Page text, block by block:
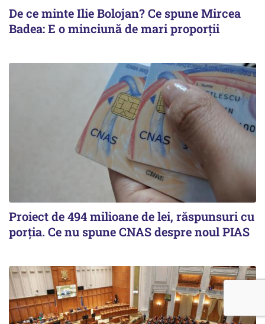
De ce minte Ilie Bolojan? Ce spune Mircea
Badea: E o minciună de mari proporții
Proiect de 494 milioane de lei, răspunsuri cu
porția. Ce nu spune CNAS despre noul PIAS